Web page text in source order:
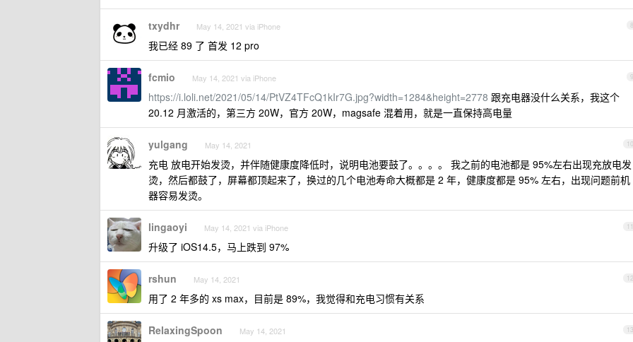
8
txydhr May 14, 2021 via iPhone
我已经 89 了 首发 12 pro
9
fcmio May 14, 2021 via iPhone
https://i.loli.net/2021/05/14/PtVZ4TFcQ1kIr7G.jpg?width=1284&height=2778 跟充电器没什么关系，我这个
20.12 月激活的，第三方 20W，官方 20W，magsafe 混着用，就是一直保持高电量
10
yulgang May 14, 2021
充电 放电开始发烫，并伴随健康度降低时，说明电池要鼓了。。。。 我之前的电池都是 95%左右出现充放电发
烫，然后都鼓了，屏幕都顶起来了，换过的几个电池寿命大概都是 2 年，健康度都是 95% 左右，出现问题前机
器容易发烫。
11
lingaoyi May 14, 2021 via iPhone
升级了 iOS14.5，马上跌到 97%
12
rshun May 14, 2021
用了 2 年多的 xs max，目前是 89%，我觉得和充电习惯有关系
13
RelaxingSpoon May 14, 2021